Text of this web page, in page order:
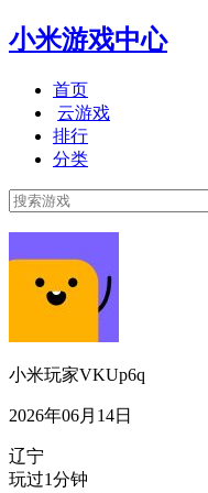
小米游戏中心
首页
云游戏
排行
分类
小米玩家VKUp6q
2026年06月14日
辽宁
玩过1分钟